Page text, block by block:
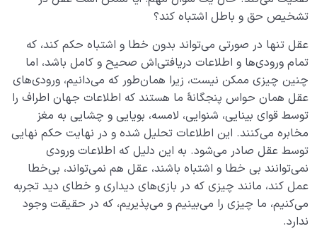
نسبت دنیا به آخرت
سنّت‌های الهی 0/20
مرگ یا تولد؟ 0/13
دنیا؛ باشگاه انسان‌سازی 0/8
چگونه انسان شویم؟
تشخیص حق و باطل اشتباه کند؟
عقل تنها در صورتی می‌تواند بدون خطا و اشتباه حکم کند، که
تمام ورودی‌ها و اطلاعات دریافتی‌اش صحیح و کامل باشد، اما
چنین چیزی ممکن نیست، زیرا همان‌طور که می‌دانیم، ورودی‌های
عقل همان حواس پنجگانۀ ما هستند که اطلاعات جهان اطراف را
توسط قوای بینایی، شنوایی، لامسه، بویایی و چشایی به مغز
مخابره می‌کنند. این اطلاعات تحلیل شده و در نهایت حکم نهایی
توسط عقل صادر می‌شود. به این دلیل ‌که اطلاعات ورودی
نمی‌توانند بی خطا و اشتباه باشند، عقل هم نمی‌تواند، بی‌خطا
عمل کند، مانند چیزی که در بازی‌های دیداری و خطای دید تجربه
می‌کنیم، ما چیزی را می‌بینیم و می‌پذیریم، که در حقیقت وجود
ندارد.